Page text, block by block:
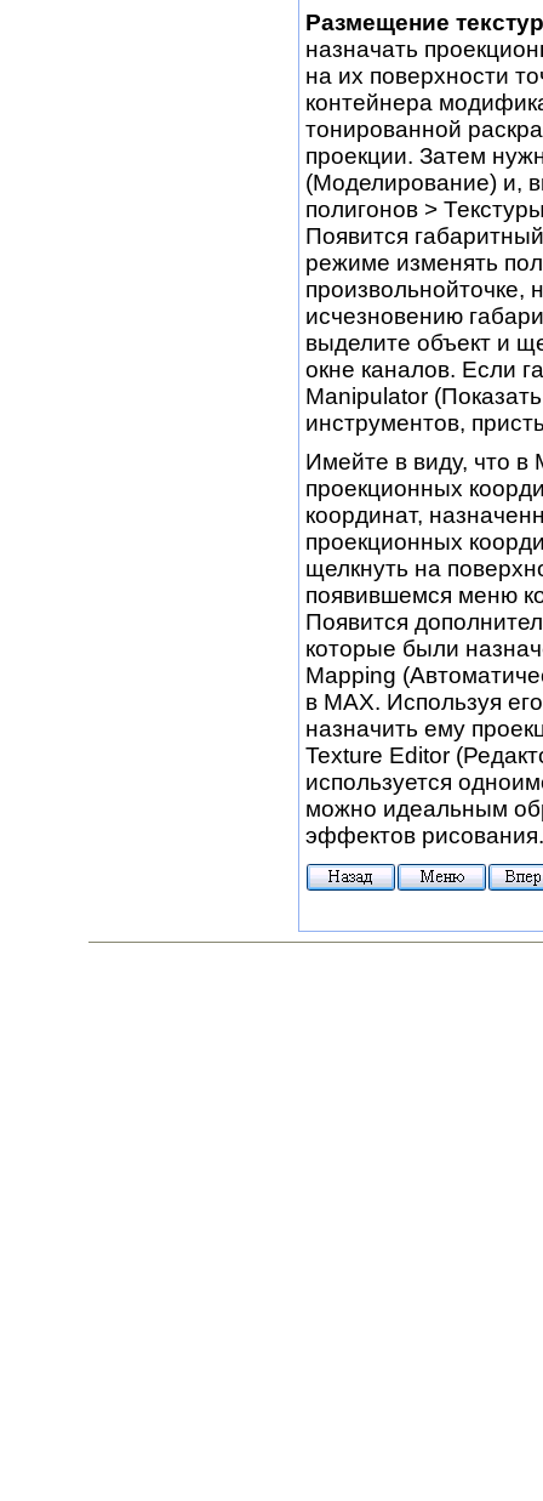
Размещение
назначать
на их поверхности
контейнера
тонированной
проекции. Затем
(Моделирование) и,
полигонов >
Появится
режиме изменять
произвольнойточке,
исчезновению
выделите объект и
окне каналов. Если
Manipulator
инструментов,
Имейте в виду, что
проекционных
координат,
проекционных
щелкнуть на
появившемся меню
Появится
которые были
Mapping
в МАХ. Используя
назначить ему
Texture Editor
используется
можно идеальным
эффектов рисования.